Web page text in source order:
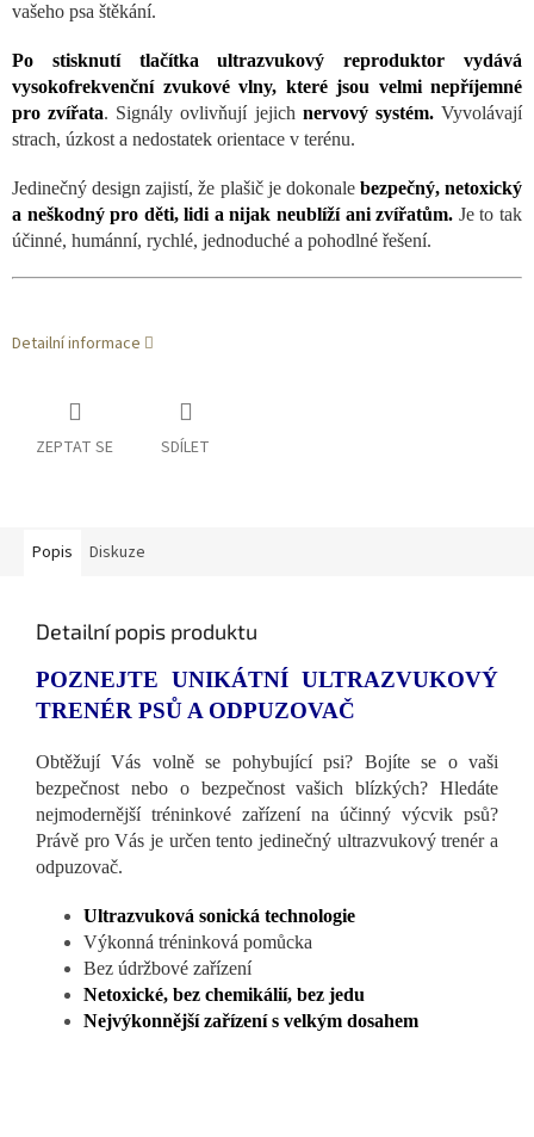
vašeho psa štěkání.
Po stisknutí tlačítka ultrazvukový reproduktor vydává
vysokofrekvenční zvukové vlny, které jsou velmi nepříjemné
pro zvířata. Signály ovlivňují jejich nervový systém.Vyvolávají
strach, úzkost a nedostatek orientace v terénu.
Jedinečný design zajistí, že plašič je dokonale bezpečný, netoxický
a neškodný pro děti, lidi a nijak neublíží ani zvířatům. Je to tak
účinné, humánní, rychlé, jednoduché a pohodlné řešení.
Detailní informace
ZEPTAT SE SDÍLET
Popis Diskuze
Detailní popis produktu
POZNEJTE UNIKÁTNÍ ULTRAZVUKOVÝ
TRENÉR PSŮ A ODPUZOVAČ
Obtěžují Vás volně se pohybující psi? Bojíte se o vaši
bezpečnost nebo o bezpečnost vašich blízkých? Hledáte
nejmodernější tréninkové zařízení na účinný výcvik psů?
Právě pro Vás je určen tento jedinečný ultrazvukový trenér a
odpuzovač.
Ultrazvuková sonická technologie
Výkonná tréninková pomůcka
Bez údržbové zařízení
Netoxické, bez chemikálií, bez jedu
Nejvýkonnější zařízení s velkým dosahem